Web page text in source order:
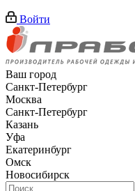
Войти
Ваш город
Санкт-Петербург
Москва
Санкт-Петербург
Казань
Уфа
Екатеринбург
Омск
Новосибирск